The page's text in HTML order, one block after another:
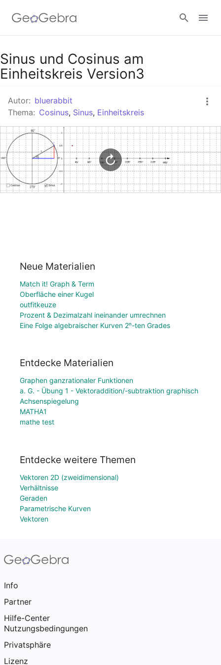
Google Classroom
Anmelden
Sinus und Cosinus am
Einheitskreis Version3
Autor: bluerabbit
Thema: Cosinus, Sinus, Einheitskreis
Neue Materialien
Match it! Graph & Term
Oberfläche einer Kugel
outfitkeuze
Prozent & Dezimalzahl ineinander umrechnen
Eine Folge algebraischer Kurven 2ⁿ-ten Grades
Entdecke Materialien
Graphen ganzrationaler Funktionen
a. G. - Übung 1 - Vektoraddition/-subtraktion graphisch
Achsenspiegelung
MATHA1
mathe test
Entdecke weitere Themen
Vektoren 2D (zweidimensional)
Verhältnisse
Geraden
Parametrische Kurven
Vektoren
Info
Partner
Hilfe-Center
Nutzungsbedingungen
Privatsphäre
Lizenz